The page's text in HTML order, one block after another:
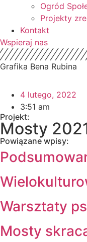
Ogród
Projekty
Kontakt
Wspieraj nas
Grafika Bena Rubina
4 lutego, 2022
3:51 am
Projekt:
Mosty
Powiązane wpisy:
Warsztaty
Mosty